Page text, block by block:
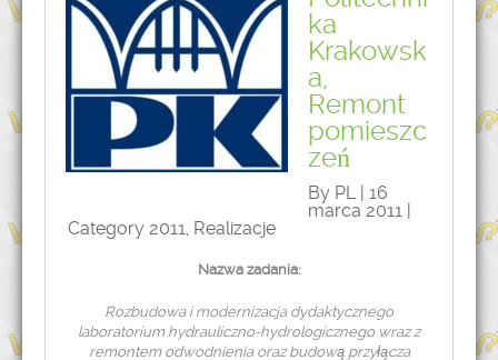
ka
Krakowsk
a,
Remont
pomieszc
zeń
By PL | 16
marca 2011 |
Category 2011, Realizacje
Nazwa zadania:
Rozbudowa i modernizacja dydaktycznego
laboratorium hydrauliczno-hydrologicznego wraz z
remontem odwodnienia oraz budową przyłącza